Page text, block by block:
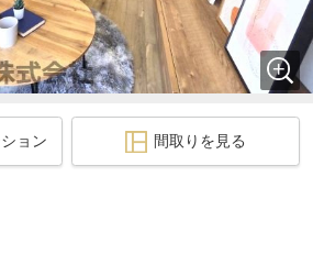
ョン 間取りを見る